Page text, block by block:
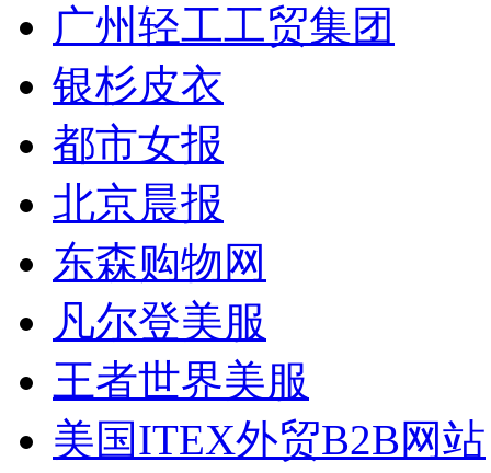
广州轻工工贸集团
银杉皮衣
都市女报
北京晨报
东森购物网
凡尔登美服
王者世界美服
美国ITEX外贸B2B网站